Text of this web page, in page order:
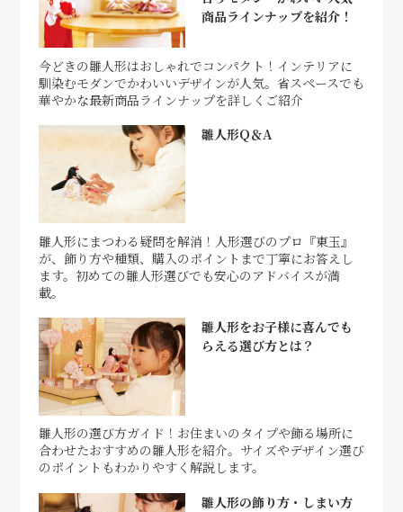
商品ラインナップを紹介！
今どきの雛人形はおしゃれでコンパクト！インテリアに
馴染むモダンでかわいいデザインが人気。省スペースでも
華やかな最新商品ラインナップを詳しくご紹介
雛人形Q＆A
雛人形にまつわる疑問を解消！人形選びのプロ『東玉』
が、飾り方や種類、購入のポイントまで丁寧にお答えし
ます。初めての雛人形選びでも安心のアドバイスが満
載。
雛人形をお子様に喜んでも
らえる選び方とは？
雛人形の選び方ガイド！お住まいのタイプや飾る場所に
合わせたおすすめの雛人形を紹介。サイズやデザイン選び
のポイントもわかりやすく解説します。
雛人形の飾り方・しまい方